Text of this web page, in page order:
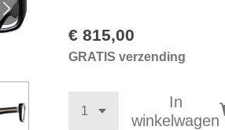
€ 815,00
GRATIS verzending
In
winkelwagen